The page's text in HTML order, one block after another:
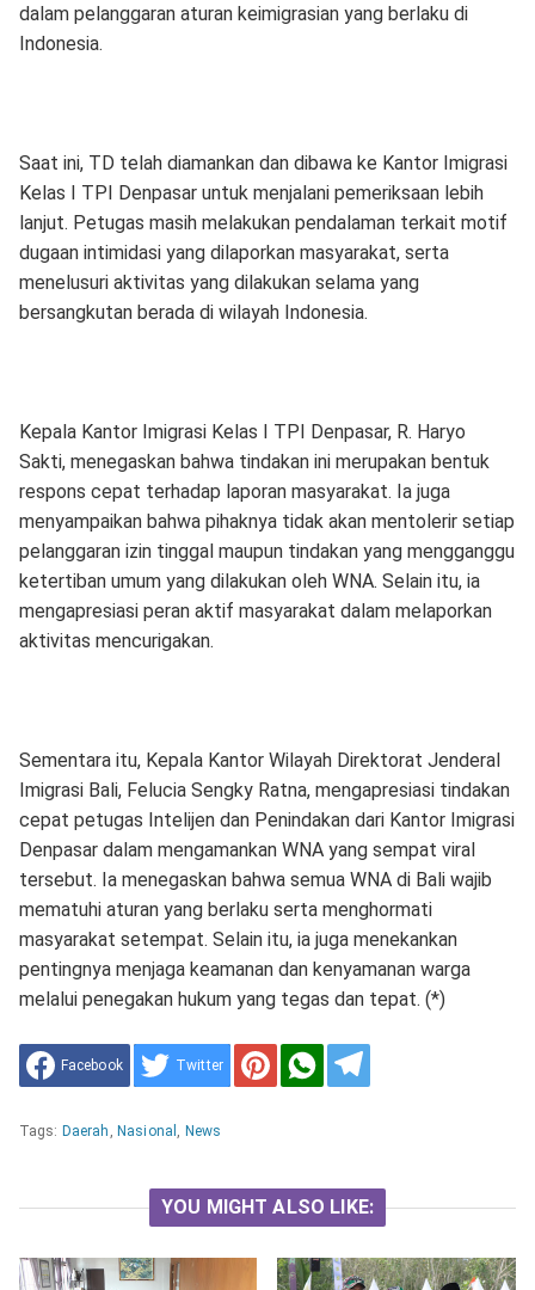
dalam pelanggaran aturan keimigrasian yang berlaku di
Indonesia.
Saat ini, TD telah diamankan dan dibawa ke Kantor Imigrasi
Kelas I TPI Denpasar untuk menjalani pemeriksaan lebih
lanjut. Petugas masih melakukan pendalaman terkait motif
dugaan intimidasi yang dilaporkan masyarakat, serta
menelusuri aktivitas yang dilakukan selama yang
bersangkutan berada di wilayah Indonesia.
Kepala Kantor Imigrasi Kelas I TPI Denpasar, R. Haryo
Sakti, menegaskan bahwa tindakan ini merupakan bentuk
respons cepat terhadap laporan masyarakat. Ia juga
menyampaikan bahwa pihaknya tidak akan mentolerir setiap
pelanggaran izin tinggal maupun tindakan yang mengganggu
ketertiban umum yang dilakukan oleh WNA. Selain itu, ia
mengapresiasi peran aktif masyarakat dalam melaporkan
aktivitas mencurigakan.
Sementara itu, Kepala Kantor Wilayah Direktorat Jenderal
Imigrasi Bali, Felucia Sengky Ratna, mengapresiasi tindakan
cepat petugas Intelijen dan Penindakan dari Kantor Imigrasi
Denpasar dalam mengamankan WNA yang sempat viral
tersebut. Ia menegaskan bahwa semua WNA di Bali wajib
mematuhi aturan yang berlaku serta menghormati
masyarakat setempat. Selain itu, ia juga menekankan
pentingnya menjaga keamanan dan kenyamanan warga
melalui penegakan hukum yang tegas dan tepat. (*)
Facebook Twitter
Tags: Daerah Nasional News
YOU MIGHT ALSO LIKE: